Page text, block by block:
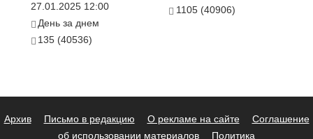
27.01.2025 12:00
День за днем
135 (40536)
1105 (40906)
Архив Письмо в редакцию О рекламе на сайте
Соглашение
об использовании материалов
Политика